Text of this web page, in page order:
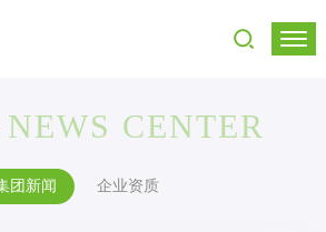
NEWS CENTER
团新闻 企业资质